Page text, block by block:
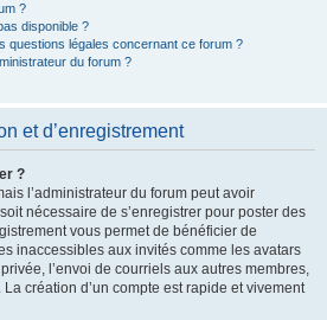
?
disponible ?
questions légales concernant ce forum ?
du forum ?
et d’enregistrement
?
l’administrateur du forum peut avoir
nécessaire de s’enregistrer pour poster des
vous permet de bénéficier de
inaccessibles aux invités comme les avatars
l’envoi de courriels aux autres membres,
La création d’un compte est rapide et vivement